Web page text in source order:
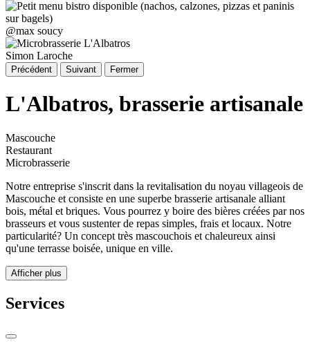
@max soucy
Simon Laroche
Précédent Suivant Fermer
L'Albatros, brasserie artisanale
Mascouche
Restaurant
Microbrasserie
Notre entreprise s'inscrit dans la revitalisation du noyau villageois de
Mascouche et consiste en une superbe brasserie artisanale alliant
bois, métal et briques. Vous pourrez y boire des bières créées par nos
brasseurs et vous sustenter de repas simples, frais et locaux. Notre
particularité? Un concept très mascouchois et chaleureux ainsi
qu'une terrasse boisée, unique en ville.
Afficher plus
Services